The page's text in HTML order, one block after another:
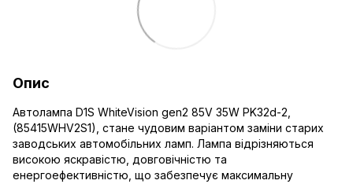
Опис
Автолампа D1S WhiteVision gen2 85V 35W PK32d-2,
(85415WHV2S1), стане чудовим варіантом заміни старих
заводських автомобільних ламп. Лампа відрізняються
високою яскравістю, довговічністю та
енергоефективністю, що забезпечує максимальну